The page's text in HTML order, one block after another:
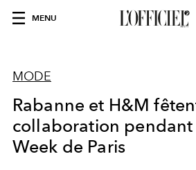
MENU
MODE
Rabanne et H&M
collaboration pendant
Week de Paris